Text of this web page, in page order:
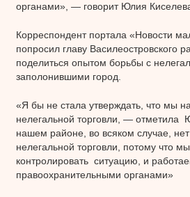
органами», — говорит Юлия
Корреспондент портала «Новости
попросил главу Василеостровского
поделиться опытом борьбы с
заполонившими город.
«Я бы не стала утверждать, что мы
нелегальной торговли, —
нашем районе, во всяком случае,
нелегальной торговли, потому что
контролировать ситуацию, и
правоохранительными органами»